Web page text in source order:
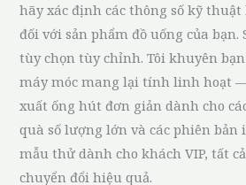
hãy xác định các thông số kỹ
đối với sản phẩm đồ uống của bạn.
tùy chọn tùy chỉnh. Tôi khuyên
máy móc mang lại tính linh hoạt
xuất ống hút đơn giản dành cho
quà số lượng lớn và các phiên bản
mẫu thử dành cho khách VIP, tất
chuyển đổi hiệu quả.